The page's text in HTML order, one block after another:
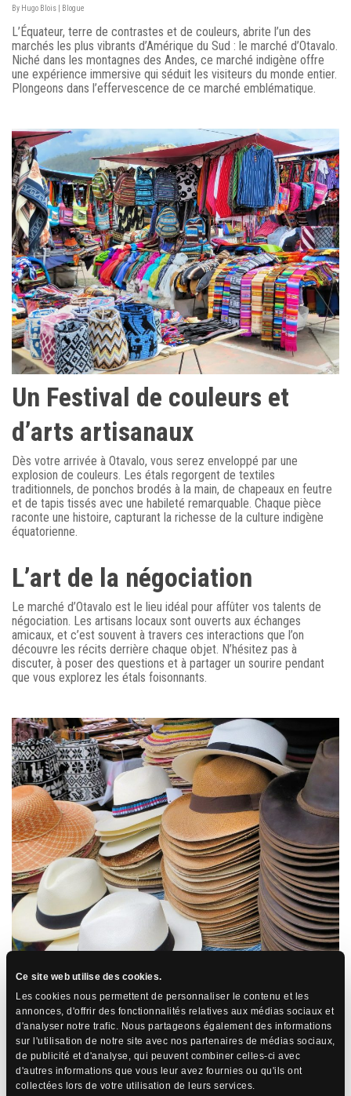
Ce site web utilise des cookies.
Les cookies nous permettent de personnaliser le contenu et les
annonces, d'offrir des fonctionnalités relatives aux médias sociaux et
d'analyser notre trafic. Nous partageons également des informations
sur l'utilisation de notre site avec nos partenaires de médias sociaux,
de publicité et d'analyse, qui peuvent combiner celles-ci avec
d'autres informations que vous leur avez fournies ou qu'ils ont
collectées lors de votre utilisation de leurs services.
By Hugo Blois Blogue
L’Équateur, terre de contrastes et de couleurs, abrite l’un des
marchés les plus vibrants d’Amérique du Sud : le marché d’Otavalo.
Niché dans les montagnes des Andes, ce marché indigène offre
une expérience immersive qui séduit les visiteurs du monde entier.
Plongeons dans l’effervescence de ce marché emblématique.
Un Festival de couleurs et
d’arts artisanaux
Dès votre arrivée à Otavalo, vous serez enveloppé par une
explosion de couleurs. Les étals regorgent de textiles
traditionnels, de ponchos brodés à la main, de chapeaux en feutre
et de tapis tissés avec une habileté remarquable. Chaque pièce
raconte une histoire, capturant la richesse de la culture indigène
équatorienne.
L’art de la négociation
Le marché d’Otavalo est le lieu idéal pour affûter vos talents de
négociation. Les artisans locaux sont ouverts aux échanges
amicaux, et c’est souvent à travers ces interactions que l’on
découvre les récits derrière chaque objet. N’hésitez pas à
discuter, à poser des questions et à partager un sourire pendant
que vous explorez les étals foisonnants.
Saveurs équatoriennes : Les
stands gourmands
Le marché d’Otavalo ne se limite pas à l’artisanat. Les stands de
nourriture offrent une délicieuse immersion dans la gastronomie
équatorienne. Des plats traditionnels tels que la llapingacho
(galette de pommes de terre), le ceviche et les empanadas vous